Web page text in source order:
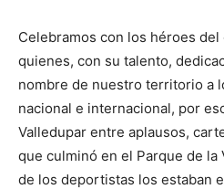
Celebramos con los héroes
quienes, con su talento,
nombre de nuestro territorio a
nacional e internacional, por
Valledupar entre aplausos,
que culminó en el Parque de la
de los deportistas los estaban